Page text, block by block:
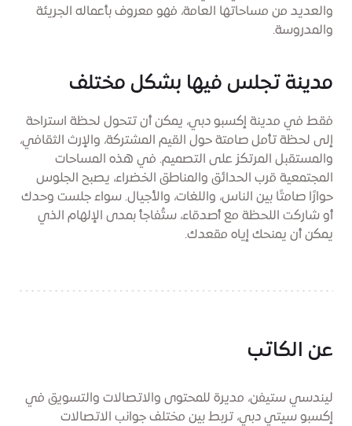
والعديد من مساحاتها العامة، فهو معروف بأعماله الجريئة
والمدروسة.
مدينة تجلس فيها بشكل مختلف
فقط في مدينة إكسبو دبي، يمكن أن تتحول لحظة استراحة
إلى لحظة تأمل صامتة حول القيم المشتركة، والإرث الثقافي،
والمستقبل المرتكز على التصميم. في هذه المساحات
المجتمعية قرب الحدائق والمناطق الخضراء، يصبح الجلوس
حوارًا صامتًا بين الناس، واللغات، والأجيال. سواء جلست وحدك
أو شاركت اللحظة مع أصدقاء، ستُفاجأ بمدى الإلهام الذي
يمكن أن يمنحك إياه مقعدك.
عن الكاتب
ليندسي ستيفن، مديرة للمحتوى والاتصالات والتسويق في
إكسبو سيتي دبي، تربط بين مختلف جوانب الاتصالات